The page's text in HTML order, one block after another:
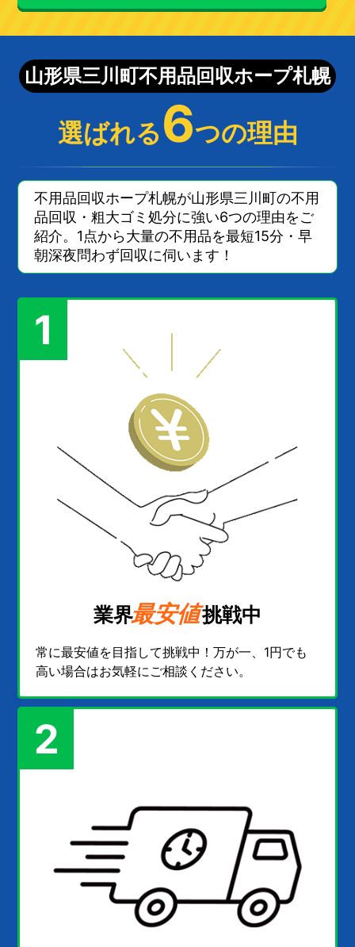
山形県三川町不用品回収ホープ札幌
選ばれる6つの理由
不用品回収ホープ札幌が山形県三川町の不用
品回収・粗大ゴミ処分に強い6つの理由をご
紹介。1点から大量の不用品を最短15分・早
朝深夜問わず回収に伺います！
1
業界最安値挑戦中
常に最安値を目指して挑戦中！万が一、1円でも
高い場合はお気軽にご相談ください。
2